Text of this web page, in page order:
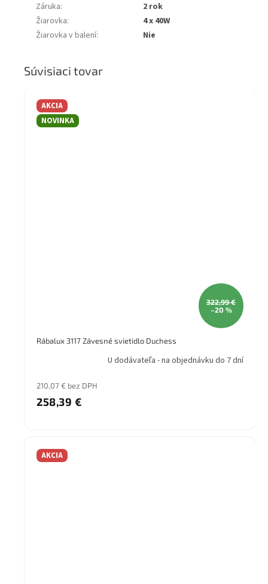
Záruka:
2 rok
Žiarovka:
4 x 40W
Žiarovka v balení: Nie
Súvisiaci tovar
AKCIA
NOVINKA
322,99 €
–20 %
Rábalux 3117 Závesné svietidlo Duchess
U dodávateľa - na objednávku do 7 dní
210,07 € bez DPH
258,39 €
AKCIA